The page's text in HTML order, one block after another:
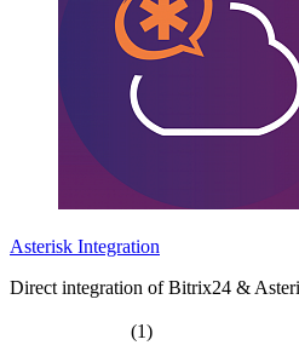
Asterisk Integration
Direct integration of Bitrix24 &
(1)